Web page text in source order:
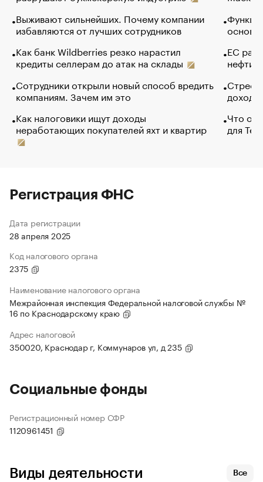
Выживают сильнейших. Почему компании
избавляются от лучших сотрудников
Как банк Wildberries резко нарастил
кредиты селлерам до атак на склады
Сотрудники открыли новый способ вредить
компаниям. Зачем им это
Как налоговики ищут доходы
неработающих покупателей яхт и квартир
основ
ЕС
нефти
Что
для
Регистрация ФНС
Дата регистрации
28 апреля 2025
Код налогового органа
2375
Наименование налогового органа
Межрайонная инспекция Федеральной налоговой службы №
16 по Краснодарскому краю
Адрес налоговой
350020, Краснодар г, Коммунаров ул, д 235
Социальные фонды
Регистрационный номер СФР
1120961451
Виды деятельности Все